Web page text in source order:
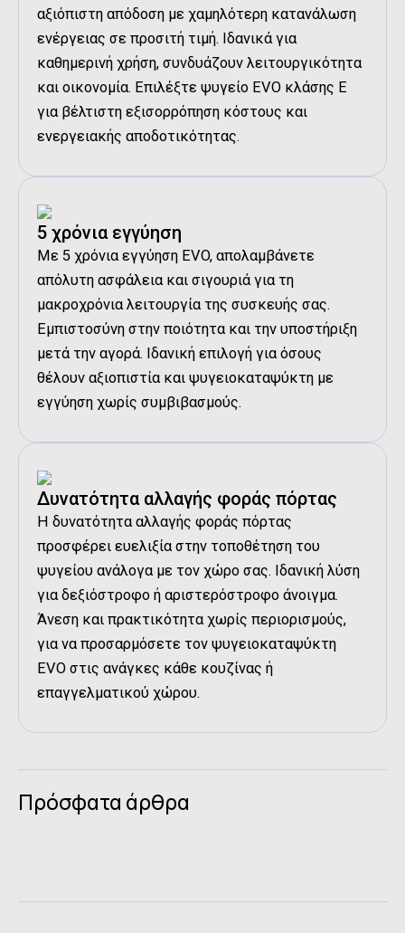
αξιόπιστη απόδοση με χαμηλότερη κατανάλωση
ενέργειας σε προσιτή τιμή. Ιδανικά για
καθημερινή χρήση, συνδυάζουν λειτουργικότητα
και οικονομία. Επιλέξτε ψυγείο EVO κλάσης Ε
για βέλτιστη εξισορρόπηση κόστους και
ενεργειακής αποδοτικότητας.
5 χρόνια εγγύηση
Με 5 χρόνια εγγύηση EVO, απολαμβάνετε
απόλυτη ασφάλεια και σιγουριά για τη
μακροχρόνια λειτουργία της συσκευής σας.
Εμπιστοσύνη στην ποιότητα και την υποστήριξη
μετά την αγορά. Ιδανική επιλογή για όσους
θέλουν αξιοπιστία και ψυγειοκαταψύκτη με
εγγύηση χωρίς συμβιβασμούς.
Δυνατότητα αλλαγής φοράς πόρτας
Η δυνατότητα αλλαγής φοράς πόρτας
προσφέρει ευελιξία στην τοποθέτηση του
ψυγείου ανάλογα με τον χώρο σας. Ιδανική λύση
για δεξιόστροφο ή αριστερόστροφο άνοιγμα.
Άνεση και πρακτικότητα χωρίς περιορισμούς,
για να προσαρμόσετε τον ψυγειοκαταψύκτη
EVO στις ανάγκες κάθε κουζίνας ή
επαγγελματικού χώρου.
Πρόσφατα άρθρα